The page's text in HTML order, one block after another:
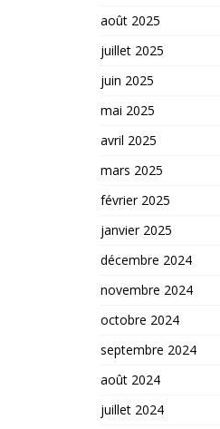
août 2025
juillet 2025
juin 2025
mai 2025
avril 2025
mars 2025
février 2025
janvier 2025
décembre 2024
novembre 2024
octobre 2024
septembre 2024
août 2024
juillet 2024